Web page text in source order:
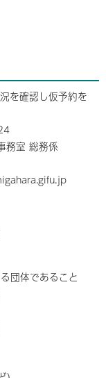
を確認し仮予約を
務室 総務係
団体であること